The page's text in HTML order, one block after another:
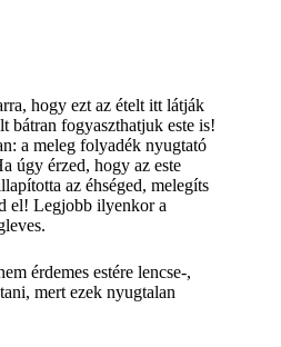
hogy ezt az ételt itt látják
bátran fogyaszthatjuk este is!
a meleg folyadék nyugtató
úgy érzed, hogy az este
az éhséged, melegíts
el! Legjobb ilyenkor a
érdemes estére lencse-,
mert ezek nyugtalan